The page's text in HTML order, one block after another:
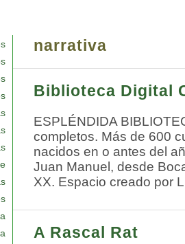
narrativa
Biblioteca Digital
ESPLÉNDIDA
completos. Más de 600
nacidos en o antes del
Juan Manuel, desde
XX. Espacio creado por
A Rascal Rat
eda
noticias culturales
concursos
la otra puerta
contacto
accesibilidad
interiores